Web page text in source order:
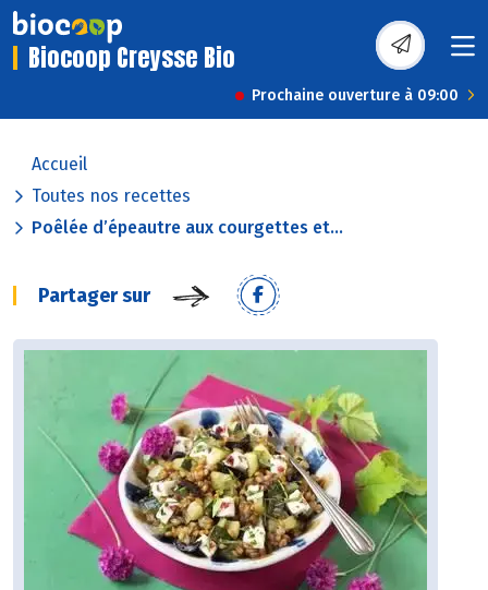
Biocoop Creysse Bio
Prochaine ouverture à 09:00
Accueil
Toutes nos recettes
Poêlée d’épeautre aux courgettes et...
Partager sur